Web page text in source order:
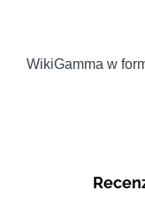
WikiGamma w